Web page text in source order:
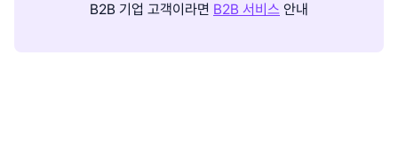
B2B 기업 고객이라면 B2B 서비스 안내